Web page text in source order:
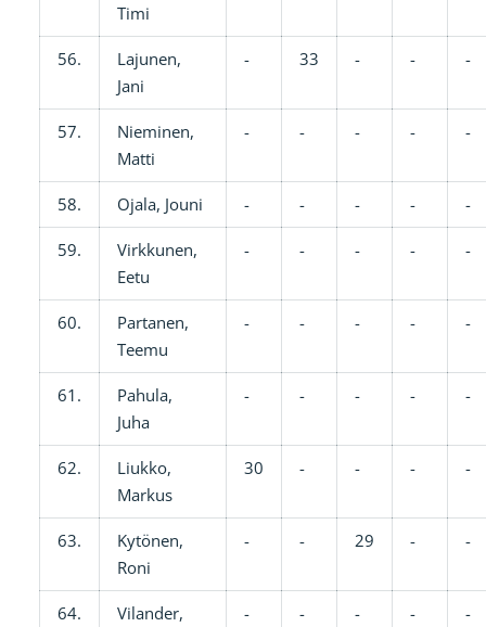
Timi
56.
Lajunen,
Jani
- 33 - - -
57.
Nieminen,
Matti
- - - - -
58. Ojala, Jouni - - - - -
59.
Virkkunen,
Eetu
- - - - -
60.
Partanen,
Teemu
- - - - -
61.
Pahula,
Juha
- - - - -
62.
Liukko,
Markus
30 - - - -
63.
Kytönen,
Roni
- - 29 - -
64.
Vilander,
- - - - -